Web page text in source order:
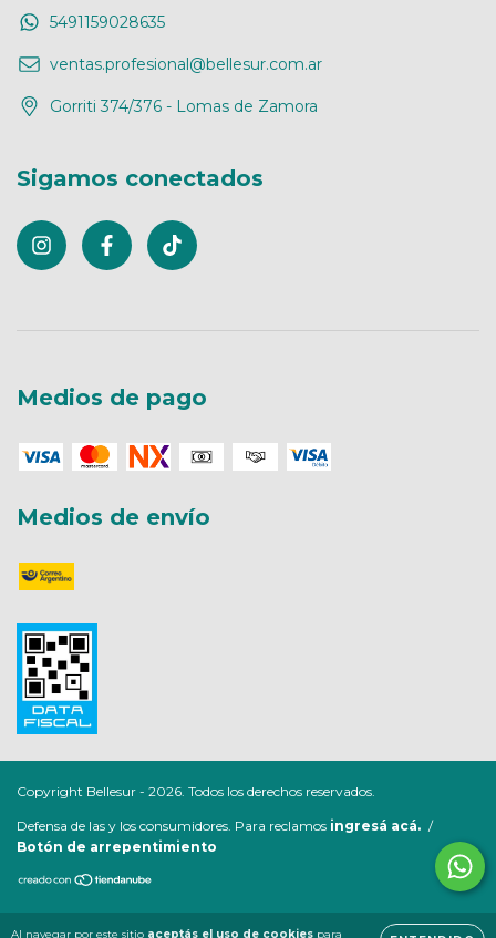
Al navegar por este sitio aceptás el uso de cookies para
5491159028635
ventas.profesional@bellesur.com.ar
Gorriti 374/376 - Lomas de Zamora
Sigamos conectados
Medios de pago
Medios de envío
Copyright Bellesur - 2026. Todos los derechos reservados.
Defensa de las y los consumidores. Para reclamos ingresá acá. /
Botón de arrepentimiento